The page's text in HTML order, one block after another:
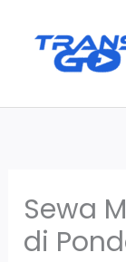
Sewa
di